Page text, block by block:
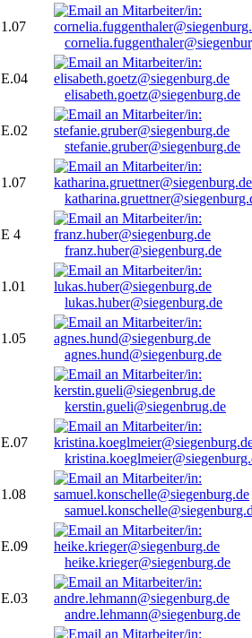
1.07
E.04
elisabeth.goetz@siegenburg.de
E.02
stefanie.gruber@siegenburg.de
1.07
E 4
franz.huber@siegenburg.de
1.01
lukas.huber@siegenburg.de
1.05
agnes.hund@siegenburg.de
kerstin.gueli@siegenbrug.de
E.07
1.08
E.09
heike.krieger@siegenburg.de
E.03
andre.lehmann@siegenburg.de